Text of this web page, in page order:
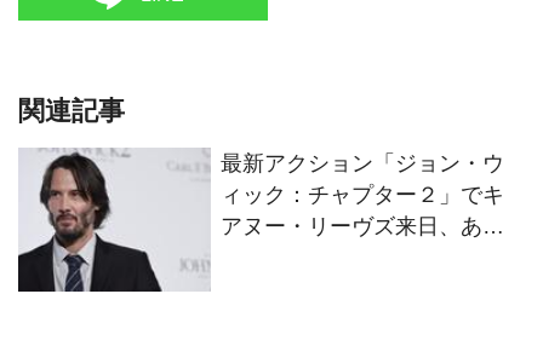
関連記事
最新アクション「ジョン・ウ
ィック：チャプター２」でキ
アヌー・リーヴズ来日、あの